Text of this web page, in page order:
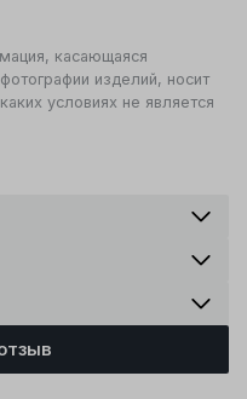
касающаяся
изделий, носит
условиях не является